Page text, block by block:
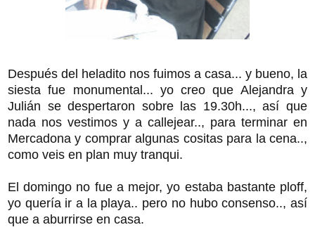
Después del heladito nos fuimos a casa... y bueno, la
siesta fue monumental... yo creo que Alejandra y
Julián se despertaron sobre las 19.30h..., así que
nada nos vestimos y a callejear.., para terminar en
Mercadona y comprar algunas cositas para la cena..,
como veis en plan muy tranqui.
El domingo no fue a mejor, yo estaba bastante ploff,
yo quería ir a la playa.. pero no hubo consenso.., así
que a aburrirse en casa.